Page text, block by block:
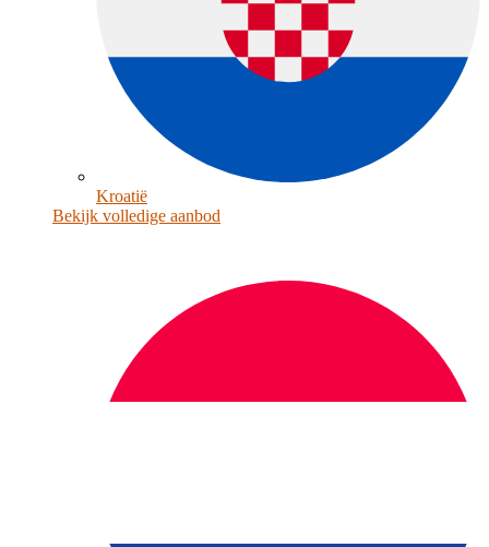
Kroatië
Bekijk volledige aanbod